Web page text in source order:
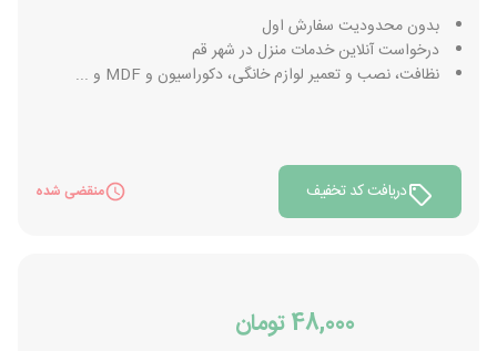
بدون محدودیت سفارش اول
درخواست آنلاین خدمات منزل در شهر قم
نظافت، نصب و تعمیر لوازم خانگی، دکوراسیون و MDF و ...
دریافت کد تخفیف منقضی شده
48,000 تومان